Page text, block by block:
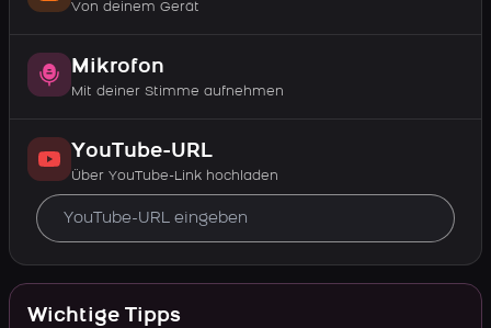
Von deinem Gerät
Mikrofon
Mit deiner Stimme aufnehmen
YouTube-URL
Über YouTube-Link hochladen
Wichtige Tipps